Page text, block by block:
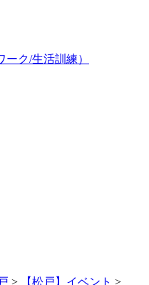
ク/生活訓練）
> 【松戸】イベント >